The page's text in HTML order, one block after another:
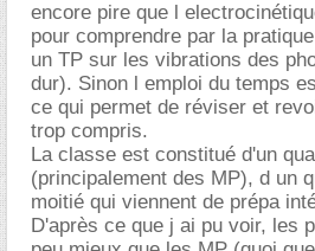
encore pire que l
pour comprendre par la
un TP sur les vibrations des
dur). Sinon l emploi du temps
ce qui permet de réviser et
trop compris.
La classe est constitué d'un
(principalement des MP), d un
moitié qui viennent de prépa
D'après ce que j ai pu voir, les